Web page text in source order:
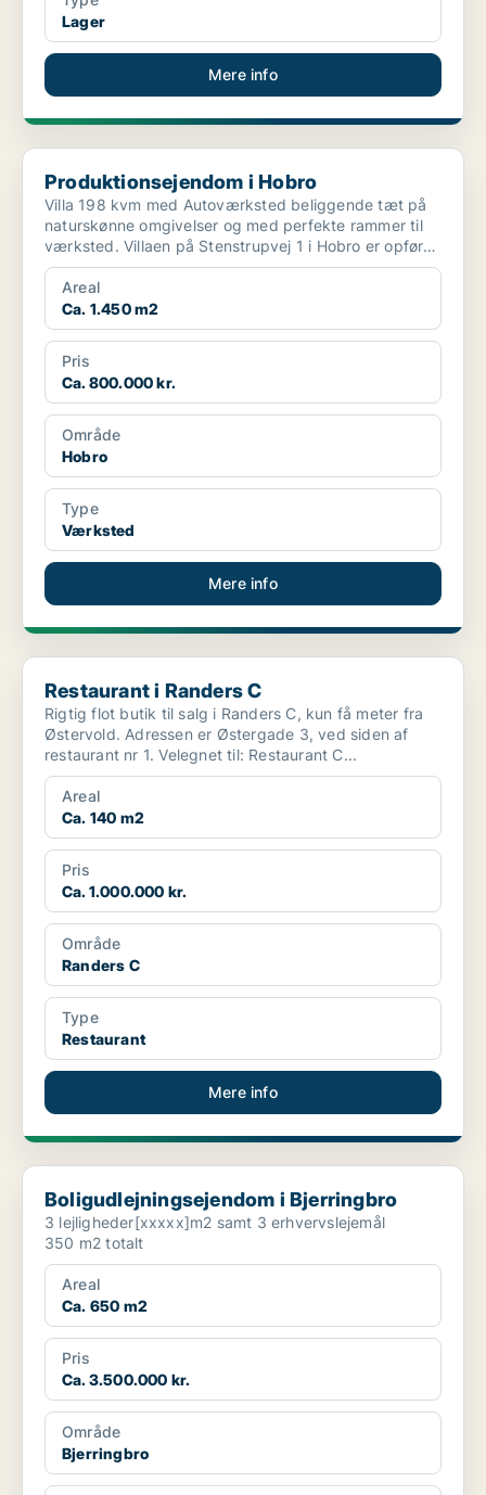
Lager
Mere info
Produktionsejendom i Hobro
Produktionsejendom i Hobro
Villa 198 kvm med Autoværksted beliggende tæt på
naturskønne omgivelser og med perfekte rammer til
værksted. Villaen på Stenstrupvej 1 i Hobro er opført
...
Areal
Ca. 1.450 m2
Pris
Ca. 800.000 kr.
Område
Hobro
Type
Værksted
Mere info
Restaurant i Randers C
Restaurant i Randers C
Rigtig flot butik til salg i Randers C, kun få meter fra
Østervold. Adressen er Østergade 3, ved siden af
restaurant nr 1. Velegnet til: Restaurant C...
Areal
Ca. 140 m2
Pris
Ca. 1.000.000 kr.
Område
Randers C
Type
Restaurant
Mere info
Boligudlejningsejendom i Bjerringbro
Boligudlejningsejendom i Bjerringbro
3 lejligheder[xxxxx]m2 samt 3 erhvervslejemål
350 m2 totalt
Areal
Ca. 650 m2
Pris
Ca. 3.500.000 kr.
Område
Bjerringbro